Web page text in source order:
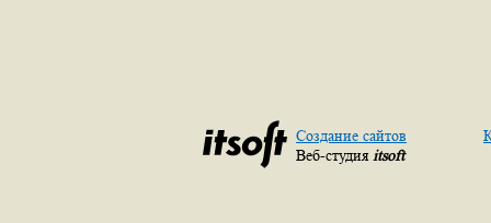
Создание сайтов
Веб-студия itsoft